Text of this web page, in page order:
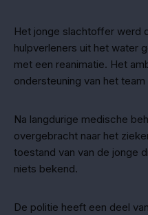
Het jonge slachtoffer werd
hulpverleners uit het water
met een reanimatie. Het
ondersteuning van het
Na langdurige medische
overgebracht naar het
toestand van van de jonge
niets bekend.
De politie heeft een deel